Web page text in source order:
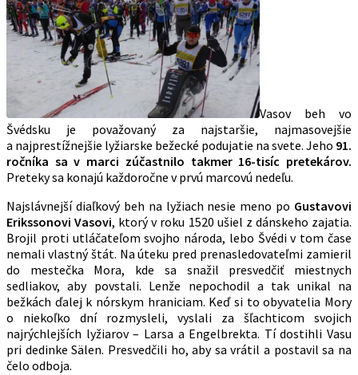
Vasov beh vo
Švédsku je považovaný za najstaršie, najmasovejšie
a najprestížnejšie lyžiarske bežecké podujatie na svete. Jeho 91.
ročníka sa v marci zúčastnilo takmer 16-tisíc pretekárov.
Preteky sa konajú každoročne v prvú marcovú nedeľu.
Najslávnejší diaľkový beh na lyžiach nesie meno po Gustavovi
Erikssonovi Vasovi, ktorý v roku 1520 ušiel z dánskeho zajatia.
Brojil proti utláčateľom svojho národa, lebo Švédi v tom čase
nemali vlastný štát. Na úteku pred prenasledovateľmi zamieril
do mestečka Mora, kde sa snažil presvedčiť miestnych
sedliakov, aby povstali. Lenže nepochodil a tak unikal na
bežkách ďalej k nórskym hraniciam. Keď si to obyvatelia Mory
o niekoľko dní rozmysleli, vyslali za šľachticom svojich
najrýchlejších lyžiarov – Larsa a Engelbrekta. Tí dostihli Vasu
pri dedinke Sälen. Presvedčili ho, aby sa vrátil a postavil sa na
čelo odboja.